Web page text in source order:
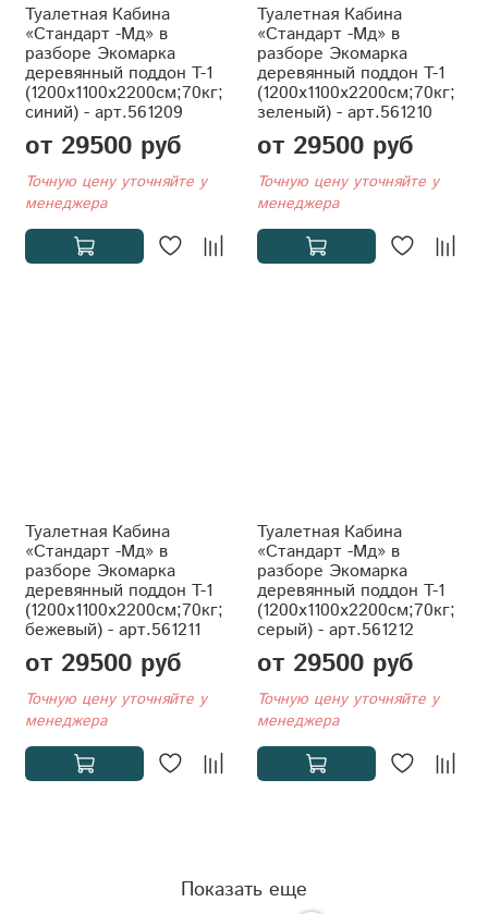
Туалетная Кабина
«Стандарт -Мд» в
разборе Экомарка
деревянный поддон T-1
(1200x1100x2200см;70кг;
синий) - арт.561209
от 29500 руб
Точную цену уточняйте у
менеджера
Туалетная Кабина
«Стандарт -Мд» в
разборе Экомарка
деревянный поддон T-1
(1200x1100x2200см;70кг;
зеленый) - арт.561210
от 29500 руб
Точную цену уточняйте у
менеджера
Туалетная Кабина
«Стандарт -Мд» в
разборе Экомарка
деревянный поддон T-1
(1200x1100x2200см;70кг;
бежевый) - арт.561211
от 29500 руб
Точную цену уточняйте у
менеджера
Туалетная Кабина
«Стандарт -Мд» в
разборе Экомарка
деревянный поддон T-1
(1200x1100x2200см;70кг;
серый) - арт.561212
от 29500 руб
Точную цену уточняйте у
менеджера
Показать еще